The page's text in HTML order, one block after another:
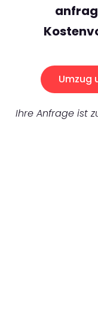
Umzug
Ihre Anfrage ist